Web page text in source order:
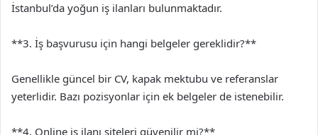
İstanbul’da yoğun iş ilanları bulunmaktadır.
**3. İş başvurusu için hangi belgeler gereklidir?**
Genellikle güncel bir CV, kapak mektubu ve referanslar
yeterlidir. Bazı pozisyonlar için ek belgeler de istenebilir.
**4. Online iş ilanı siteleri güvenilir mi?**